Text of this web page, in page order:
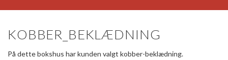
KOBBER_BEKLÆDNING
På dette bokshus har kunden valgt kobber-beklædning.